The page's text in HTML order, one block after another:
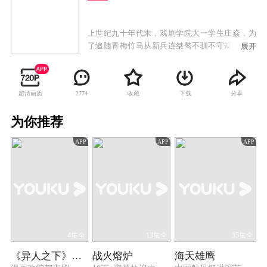
上世纪九十年代末，戏剧学院大一学生庄焱，为
了追随青梅竹马从新兵连桀骜不驯不守规矩的典
酷疲惫的层层“除锈”选拔训练，并最终和老炮、
强子、耿继辉、史大凡、邓振华等人一起，成为
了每年从几十万陆军中挑出的六名新锐，组成狼
们一起，同生共死，在各种实战演习中屡建奇
展开
超清画质 2774 收藏 下载 分享
为你推荐
APP
4集全
《异人之下》回顾特辑
APP
13集全
战火熔炉
APP
35集全
海天雄鹰